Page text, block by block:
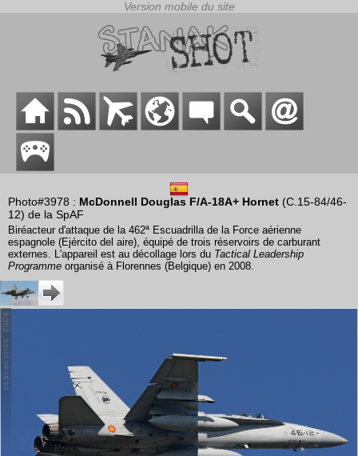
Photo#3978 : McDonnell Douglas F/A-18A+ Hornet (C.15-84/46-
12) de la SpAF
Biréacteur d'attaque de la 462ª Escuadrilla de la Force aérienne
espagnole (Ejército del aire), équipé de trois réservoirs de carburant
externes. L'appareil est au décollage lors du Tactical Leadership
Programme organisé à Florennes (Belgique) en 2008.